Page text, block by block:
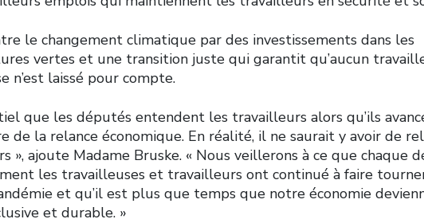
le changement climatique par des investissements dans les
vertes et une transition juste qui garantit qu’aucun
n’est laissé pour compte.
que les députés entendent les travailleurs alors qu’ils
de la relance économique. En réalité, il ne saurait y avoir de
», ajoute Madame Bruske. « Nous veillerons à ce que chaque
les travailleuses et travailleurs ont continué à faire
et qu’il est plus que temps que notre économie
et durable. »